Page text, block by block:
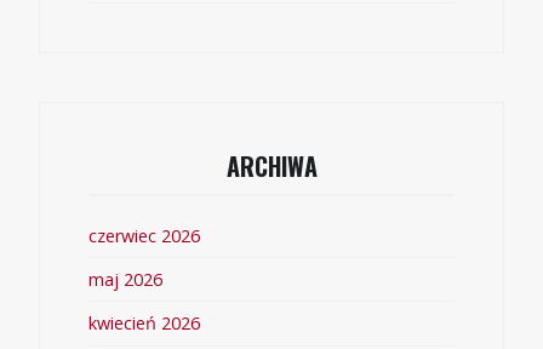
ARCHIWA
czerwiec 2026
maj 2026
kwiecień 2026